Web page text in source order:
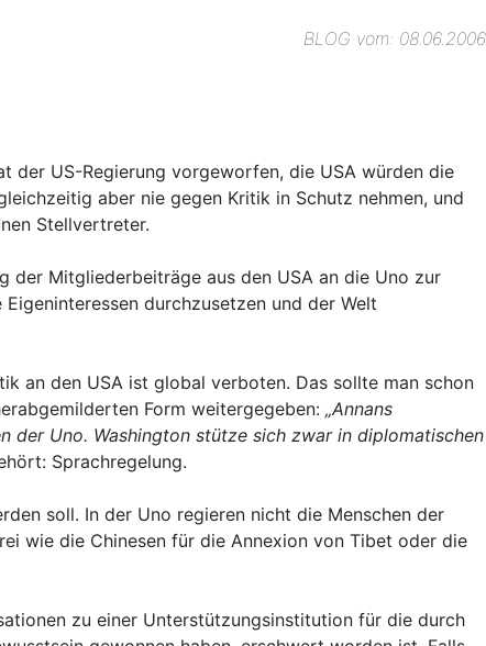
BLOG vom: 08.06.2006
der US-Regierung vorgeworfen, die USA würden die
aber nie gegen Kritik in Schutz nehmen, und
Stellvertreter.
der Mitgliederbeiträge aus den USA an die Uno zur
durchzusetzen und der Welt
an den USA ist global verboten. Das sollte man schon
Form weitergegeben: „Annans
der Uno. Washington stütze sich zwar in diplomatischen
Sprachregelung.
soll. In der Uno regieren nicht die Menschen der
wie die Chinesen für die Annexion von Tibet oder die
zu einer Unterstützungsinstitution für die durch